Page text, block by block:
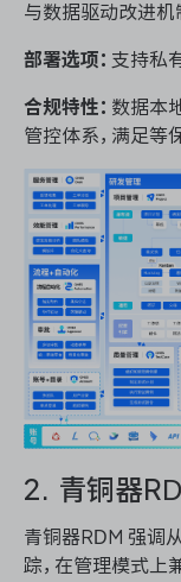
与数据驱动改进机
部署选项： 支持私
合规特性： 数据本
管控体系，满足等
2. 青铜器
青铜器RDM 强调
踪，在管理模式上